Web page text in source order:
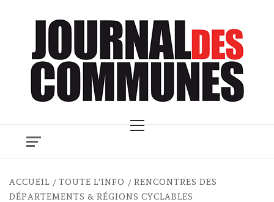
Menu
ACCUEIL TOUTE L'INFO
RENCONTRES DES
DÉPARTEMENTS & RÉGIONS CYCLABLES